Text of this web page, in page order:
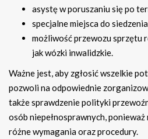
asystę w poruszaniu się po
specjalne miejsca do
możliwość przewozu sprzętu
jak wózki inwalidzkie.
Ważne jest, aby zgłosić wszelkie
pozwoli na odpowiednie
także sprawdzenie polityki
osób niepełnosprawnych,
różne wymagania oraz procedury.